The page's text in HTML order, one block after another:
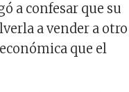
a confesar que su
a vender a otro
que el